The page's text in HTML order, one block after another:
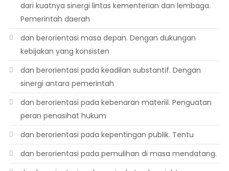
dari kuatnya sinergi lintas kementerian dan lembaga.
Pemerintah daerah
dan berorientasi masa depan. Dengan dukungan
kebijakan yang konsisten
dan berorientasi pada keadilan substantif. Dengan
sinergi antara pemerintah
dan berorientasi pada kebenaran materiil. Penguatan
peran penasihat hukum
dan berorientasi pada kepentingan publik. Tentu
dan berorientasi pada pemulihan di masa mendatang.